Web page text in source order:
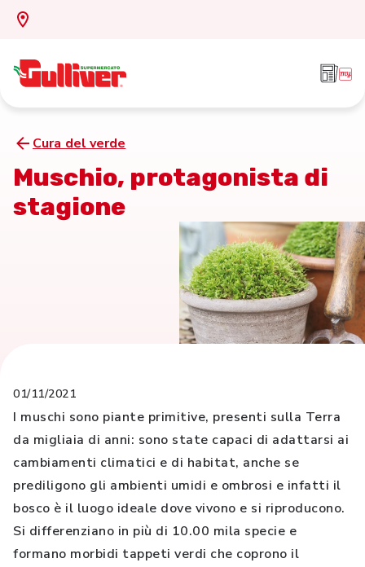
Cura del verde
Muschio, protagonista di
stagione
01/11/2021
I muschi sono piante primitive, presenti sulla Terra
da migliaia di anni: sono state capaci di adattarsi ai
cambiamenti climatici e di habitat, anche se
prediligono gli ambienti umidi e ombrosi e infatti il
bosco è il luogo ideale dove vivono e si riproducono.
Si differenziano in più di 10.00 mila specie e
formano morbidi tappeti verdi che coprono il